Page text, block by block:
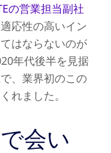
の営業担当副社
応性の高いイン
はならないのが
年代後半を見据
、業界初のこの
れました。
会い